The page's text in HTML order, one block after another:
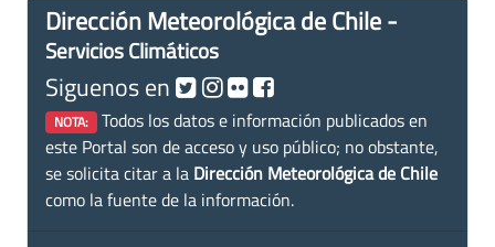
Dirección Meteorológica de Chile -
Servicios Climáticos
Siguenos en
NOTA: Todos los datos e información publicados en
este Portal son de acceso y uso público; no obstante,
se solicita citar a la Dirección Meteorológica de Chile
como la fuente de la información.